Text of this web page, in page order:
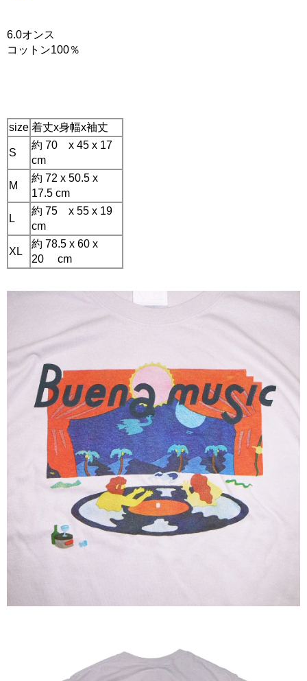
6.0オンス
コットン100％
size 着丈x身幅x袖丈
S
約 70 x 45 x 17
cm
M
約 72 x 50.5 x
17.5 cm
L
約 75 x 55 x 19
cm
XL
約 78.5 x 60 x
20 cm